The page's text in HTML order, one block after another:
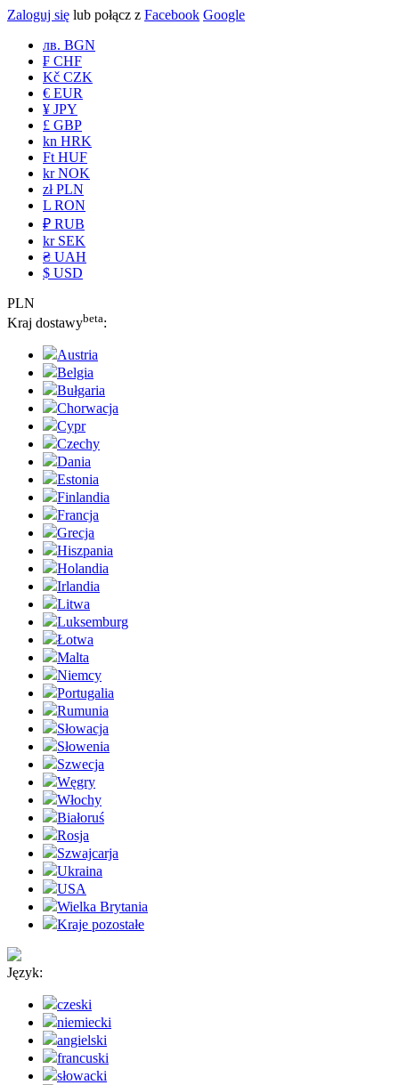
Zaloguj się lub połącz z Facebook Google
лв. BGN
₣ CHF
Kč CZK
€ EUR
¥ JPY
£ GBP
kn HRK
Ft HUF
kr NOK
zł PLN
L RON
₽ RUB
kr SEK
₴ UAH
$ USD
PLN
Kraj dostawybeta:
Austria
Belgia
Bułgaria
Chorwacja
Cypr
Czechy
Dania
Estonia
Finlandia
Francja
Grecja
Hiszpania
Holandia
Irlandia
Litwa
Luksemburg
Łotwa
Malta
Niemcy
Portugalia
Rumunia
Słowacja
Słowenia
Szwecja
Węgry
Włochy
Białoruś
Rosja
Szwajcarja
Ukraina
USA
Wielka Brytania
Kraje pozostałe
Język:
czeski
niemiecki
angielski
francuski
słowacki